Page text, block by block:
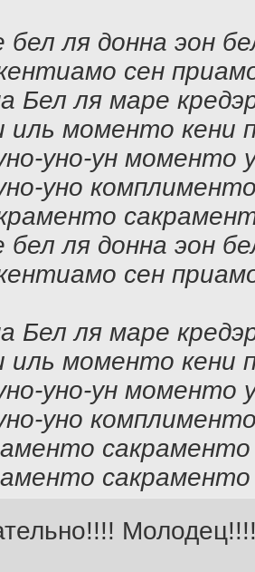
ля донна эон
сен
Бел ля маре
иль моменто кени
уно-ун моменто
уно
ля донна эон
сен
Бел ля маре
иль моменто кени
уно-ун моменто
уно
сакраменто